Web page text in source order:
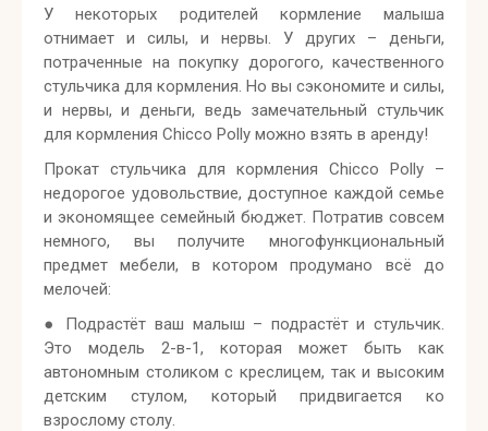
У некоторых родителей кормление малыша
отнимает и силы, и нервы. У других – деньги,
потраченные на покупку дорогого, качественного
стульчика для кормления. Но вы сэкономите и силы,
и нервы, и деньги, ведь замечательный стульчик
для кормления Chicco Polly можно взять в аренду!
Прокат стульчика для кормления Chicco Polly –
недорогое удовольствие, доступное каждой семье
и экономящее семейный бюджет. Потратив совсем
немного, вы получите многофункциональный
предмет мебели, в котором продумано всё до
мелочей:
● Подрастёт ваш малыш – подрастёт и стульчик.
Это модель 2-в-1, которая может быть как
автономным столиком с креслицем, так и высоким
детским стулом, который придвигается ко
взрослому столу.